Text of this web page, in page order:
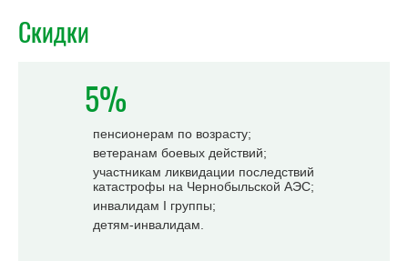
Скидки
5%
пенсионерам по возрасту;
ветеранам боевых действий;
участникам ликвидации последствий
катастрофы на Чернобыльской АЭС;
инвалидам I группы;
детям-инвалидам.